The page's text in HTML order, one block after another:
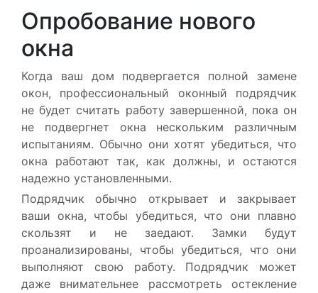
Опробование нового
окна
Когда ваш дом подвергается полной замене
окон, профессиональный оконный подрядчик
не будет считать работу завершенной, пока он
не подвергнет окна нескольким различным
испытаниям. Обычно они хотят убедиться, что
окна работают так, как должны, и остаются
надежно установленными.
Подрядчик обычно открывает и закрывает
ваши окна, чтобы убедиться, что они плавно
скользят и не заедают. Замки будут
проанализированы, чтобы убедиться, что они
выполняют свою работу. Подрядчик может
даже внимательнее рассмотреть остекление